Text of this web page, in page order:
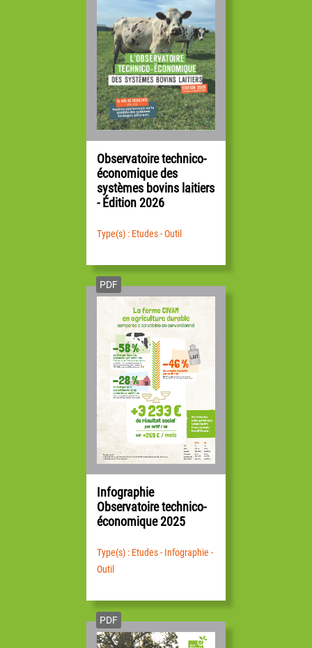
VOIR
L’ÉTUDE
Retrouvez également les études des années
rétrospective sur 10 anset soninfographie
L’étude 2018 (exercice 2016) + Étude
“Transmissibilité économique des systèmes
et soninfographie
“Impacts de la taille des structures par actif”
Autres années sur demande
Observatoire technico-
économique des
systèmes bovins laitiers
- Édition 2026
Type(s) : Etudes - Outil
PDF
Infographie
Observatoire technico-
économique 2025
Type(s) : Etudes - Infographie -
Outil
PDF